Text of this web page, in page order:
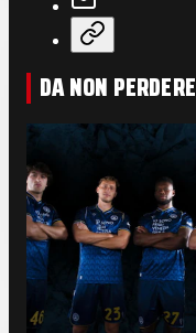
DA NON PERDERE